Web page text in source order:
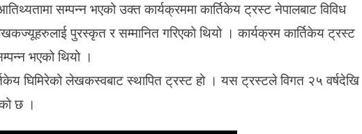
रा
ई
ग
ज
सम्पन्न भएको उक्त कार्यक्रममा कार्तिकेय ट्रस्ट नेपालबाट विविध
पुरस्कृत र सम्मानित गरिएको थियो । कार्यक्रम कार्तिकेय ट्रस्ट
भएको थियो ।
घिमिरेको लेखकस्वबाट स्थापित ट्रस्ट हो । यस ट्रस्टले विगत २५ वर्षदेखि
छ ।